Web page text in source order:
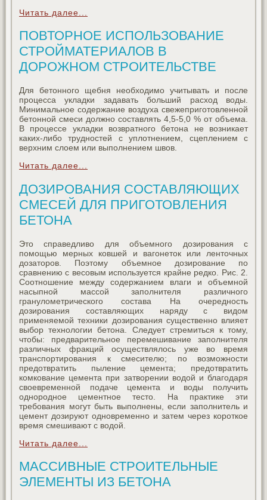
Читать далее...
ПОВТОРНОЕ ИСПОЛЬЗОВАНИЕ
СТРОЙМАТЕРИАЛОВ В
ДОРОЖНОМ СТРОИТЕЛЬСТВЕ
Для бетонного щебня необходимо учитывать и после
процесса укладки задавать больший расход воды.
Минимальное содержание воздуха свежеприготовленной
бетонной смеси должно составлять 4,5-5,0 % от объема.
В процессе укладки возвратного бетона не возникает
каких-либо трудностей с уплотнением, сцеплением с
верхним слоем или выполнением швов.
Читать далее...
ДОЗИРОВАНИЯ СОСТАВЛЯЮЩИХ
СМЕСЕЙ ДЛЯ ПРИГОТОВЛЕНИЯ
БЕТОНА
Это справедливо для объемного дозирования с
помощью мерных ковшей и вагонеток или ленточных
дозаторов. Поэтому объемное дозирование по
сравнению с весовым используется крайне редко. Рис. 2.
Соотношение между содержанием влаги и объемной
насыпной массой заполнителя различного
гранулометрического состава На очередность
дозирования составляющих наряду с видом
применяемой техники дозирования существенно влияет
выбор технологии бетона. Следует стремиться к тому,
чтобы: предварительное перемешивание заполнителя
различных фракций осуществлялось уже во время
транспортирования к смесителю; по возможности
предотвратить пыление цемента; предотвратить
комкование цемента при затворении водой и благодаря
своевременной подаче цемента и воды получить
однородное цементное тесто. На практике эти
требования могут быть выполнены, если заполнитель и
цемент дозируют одновременно и затем через короткое
время смешивают с водой.
Читать далее...
МАССИВНЫЕ СТРОИТЕЛЬНЫЕ
ЭЛЕМЕНТЫ ИЗ БЕТОНА